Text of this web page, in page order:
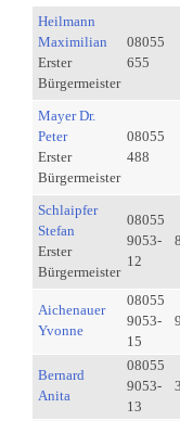
Heilmann
Maximilian
Erster
Bürgermeister
08055
655
Mayer Dr.
Peter
Erster
Bürgermeister
08055
488
Schlaipfer
Stefan
Erster
Bürgermeister
08055
9053-
12
Aichenauer
Yvonne
08055
9053-
15
Bernard
Anita
08055
9053-
13
3